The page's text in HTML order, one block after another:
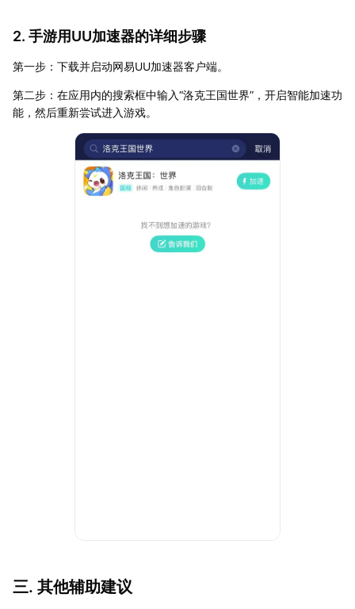
2. 手游用UU加速器的详细步骤
第一步：下载并启动网易UU加速器客户端。
第二步：在应用内的搜索框中输入“洛克王国世界”，开启智能加速功
能，然后重新尝试进入游戏。
三. 其他辅助建议